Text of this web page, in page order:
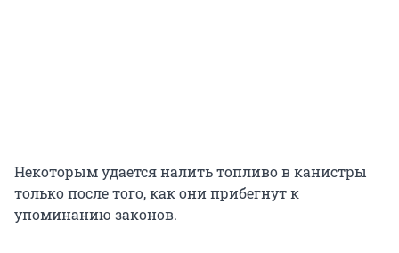
Некоторым удается налить топливо в канистры
только после того, как они прибегнут к
упоминанию законов.